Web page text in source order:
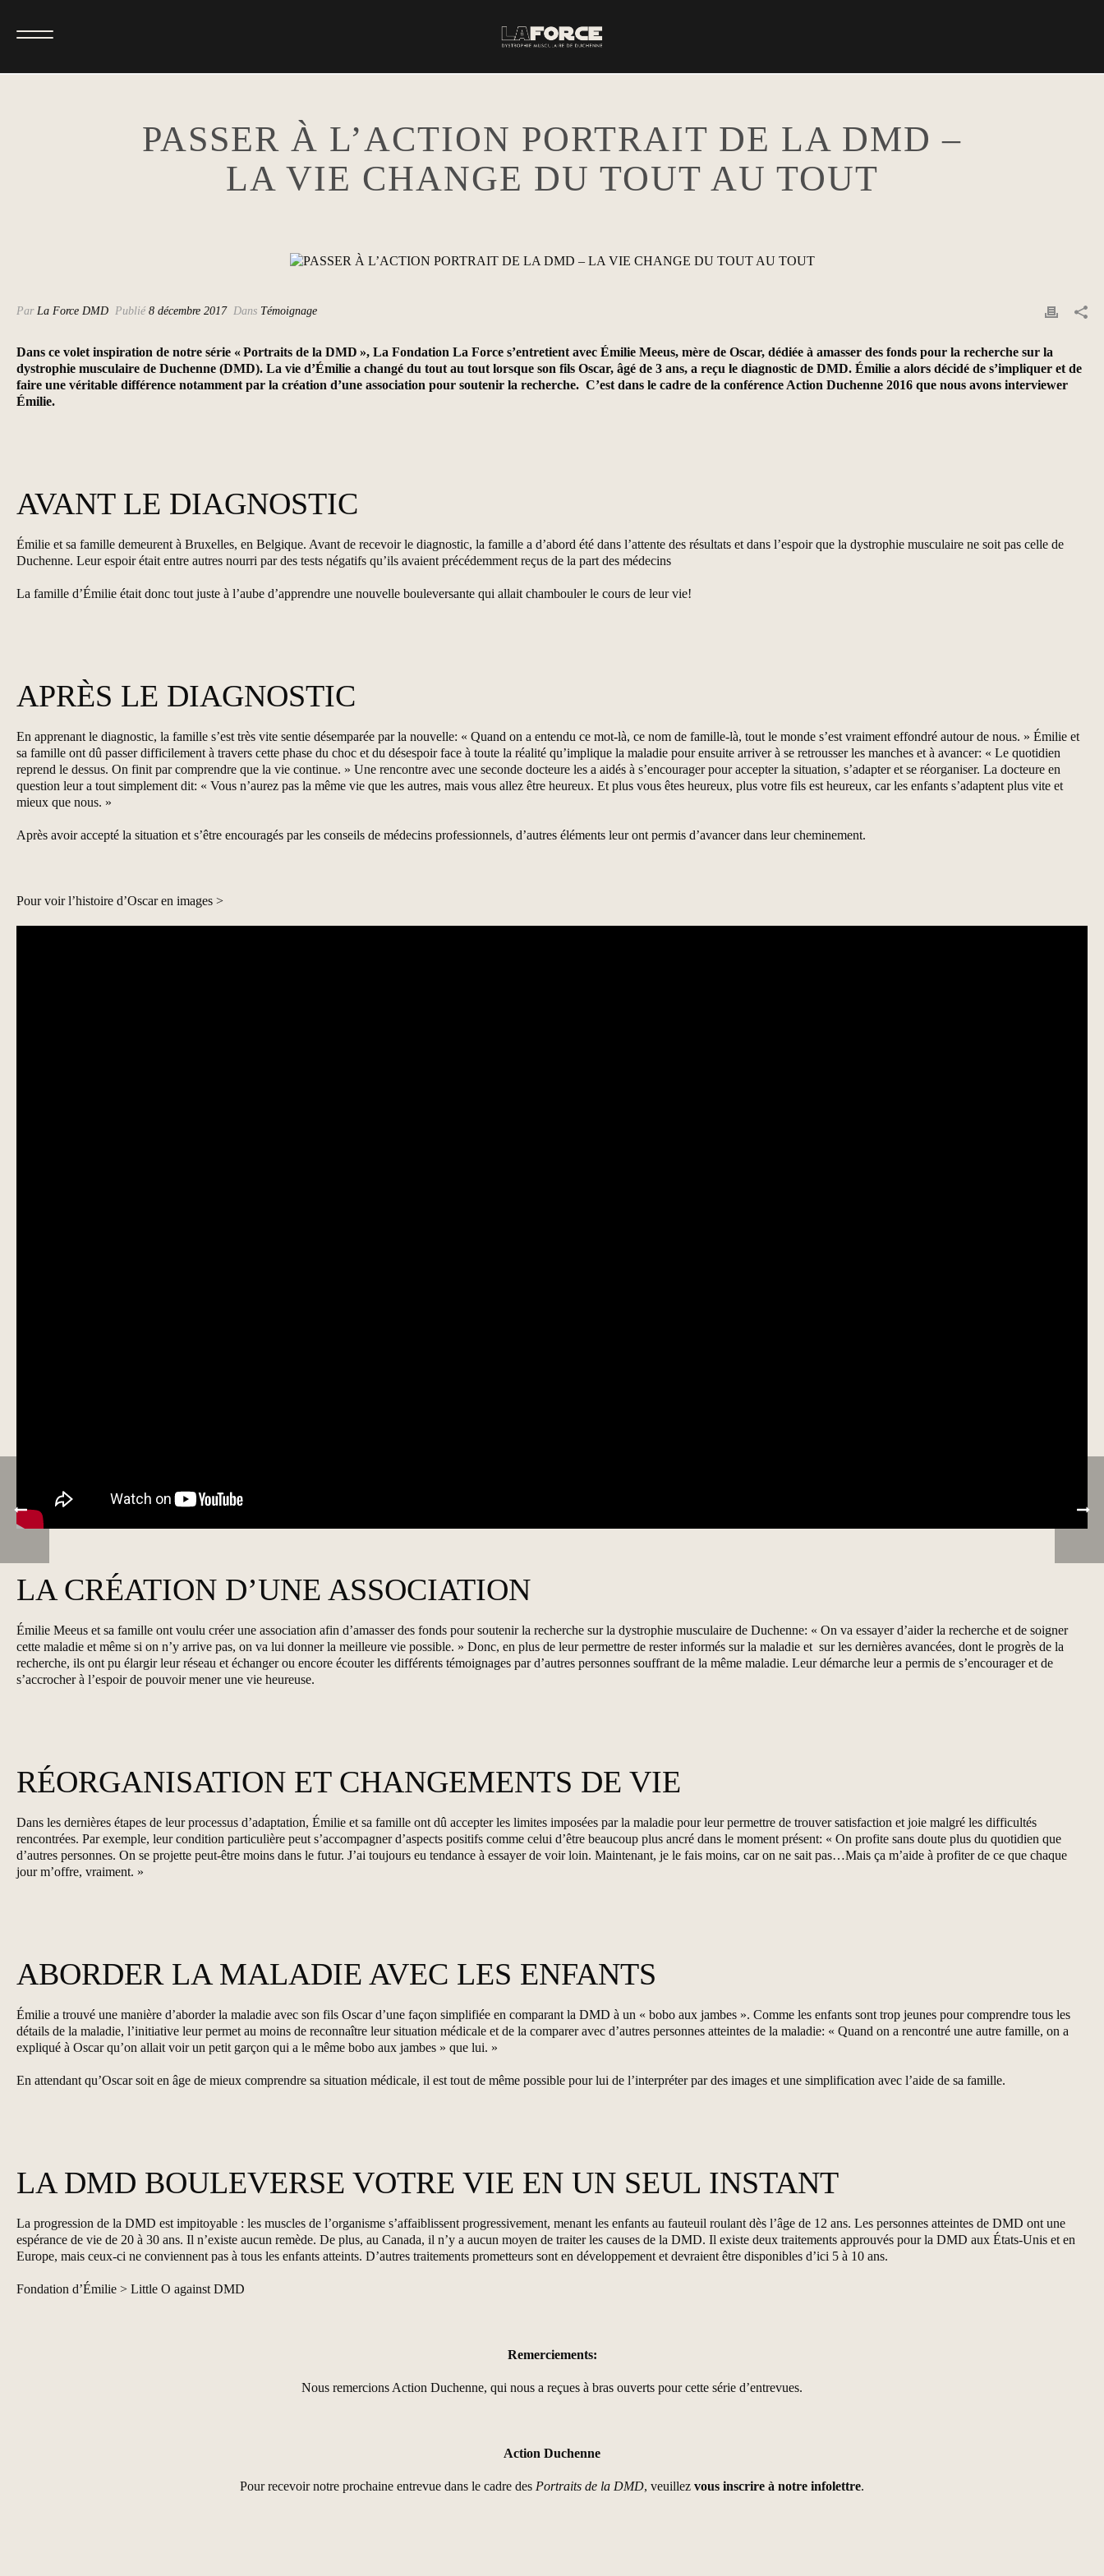
PASSER À L’ACTION PORTRAIT DE LA DMD –
LA VIE CHANGE DU TOUT AU TOUT
Par La Force DMD Publié 8 décembre 2017 Dans Témoignage
Dans ce volet inspiration de notre série « Portraits de la DMD », La Fondation La Force s’entretient avec Émilie Meeus, mère de Oscar, dédiée à amasser des fonds pour la recherche sur la
dystrophie musculaire de Duchenne (DMD). La vie d’Émilie a changé du tout au tout lorsque son fils Oscar, âgé de 3 ans, a reçu le diagnostic de DMD. Émilie a alors décidé de s’impliquer et de
faire une véritable différence notamment par la création d’une association pour soutenir la recherche. C’est dans le cadre de la conférence Action Duchenne 2016 que nous avons interviewer
Émilie.
AVANT LE DIAGNOSTIC
Émilie et sa famille demeurent à Bruxelles, en Belgique. Avant de recevoir le diagnostic, la famille a d’abord été dans l’attente des résultats et dans l’espoir que la dystrophie musculaire ne soit pas celle de
Duchenne. Leur espoir était entre autres nourri par des tests négatifs qu’ils avaient précédemment reçus de la part des médecins
La famille d’Émilie était donc tout juste à l’aube d’apprendre une nouvelle bouleversante qui allait chambouler le cours de leur vie!
APRÈS LE DIAGNOSTIC
En apprenant le diagnostic, la famille s’est très vite sentie désemparée par la nouvelle: « Quand on a entendu ce mot-là, ce nom de famille-là, tout le monde s’est vraiment effondré autour de nous. » Émilie et
sa famille ont dû passer difficilement à travers cette phase du choc et du désespoir face à toute la réalité qu’implique la maladie pour ensuite arriver à se retrousser les manches et à avancer: « Le quotidien
reprend le dessus. On finit par comprendre que la vie continue. » Une rencontre avec une seconde docteure les a aidés à s’encourager pour accepter la situation, s’adapter et se réorganiser. La docteure en
question leur a tout simplement dit: « Vous n’aurez pas la même vie que les autres, mais vous allez être heureux. Et plus vous êtes heureux, plus votre fils est heureux, car les enfants s’adaptent plus vite et
mieux que nous. »
Après avoir accepté la situation et s’être encouragés par les conseils de médecins professionnels, d’autres éléments leur ont permis d’avancer dans leur cheminement.
Pour voir l’histoire d’Oscar en images >
LA CRÉATION D’UNE ASSOCIATION
Émilie Meeus et sa famille ont voulu créer une association afin d’amasser des fonds pour soutenir la recherche sur la dystrophie musculaire de Duchenne: « On va essayer d’aider la recherche et de soigner
cette maladie et même si on n’y arrive pas, on va lui donner la meilleure vie possible. » Donc, en plus de leur permettre de rester informés sur la maladie et sur les dernières avancées, dont le progrès de la
recherche, ils ont pu élargir leur réseau et échanger ou encore écouter les différents témoignages par d’autres personnes souffrant de la même maladie. Leur démarche leur a permis de s’encourager et de
s’accrocher à l’espoir de pouvoir mener une vie heureuse.
RÉORGANISATION ET CHANGEMENTS DE VIE
Dans les dernières étapes de leur processus d’adaptation, Émilie et sa famille ont dû accepter les limites imposées par la maladie pour leur permettre de trouver satisfaction et joie malgré les difficultés
rencontrées. Par exemple, leur condition particulière peut s’accompagner d’aspects positifs comme celui d’être beaucoup plus ancré dans le moment présent: « On profite sans doute plus du quotidien que
d’autres personnes. On se projette peut-être moins dans le futur. J’ai toujours eu tendance à essayer de voir loin. Maintenant, je le fais moins, car on ne sait pas…Mais ça m’aide à profiter de ce que chaque
jour m’offre, vraiment. »
ABORDER LA MALADIE AVEC LES ENFANTS
Émilie a trouvé une manière d’aborder la maladie avec son fils Oscar d’une façon simplifiée en comparant la DMD à un « bobo aux jambes ». Comme les enfants sont trop jeunes pour comprendre tous les
détails de la maladie, l’initiative leur permet au moins de reconnaître leur situation médicale et de la comparer avec d’autres personnes atteintes de la maladie: « Quand on a rencontré une autre famille, on a
expliqué à Oscar qu’on allait voir un petit garçon qui a le même bobo aux jambes » que lui. »
En attendant qu’Oscar soit en âge de mieux comprendre sa situation médicale, il est tout de même possible pour lui de l’interpréter par des images et une simplification avec l’aide de sa famille.
LA DMD BOULEVERSE VOTRE VIE EN UN SEUL INSTANT
La progression de la DMD est impitoyable : les muscles de l’organisme s’affaiblissent progressivement, menant les enfants au fauteuil roulant dès l’âge de 12 ans. Les personnes atteintes de DMD ont une
espérance de vie de 20 à 30 ans. Il n’existe aucun remède. De plus, au Canada, il n’y a aucun moyen de traiter les causes de la DMD. Il existe deux traitements approuvés pour la DMD aux États-Unis et en
Europe, mais ceux-ci ne conviennent pas à tous les enfants atteints. D’autres traitements prometteurs sont en développement et devraient être disponibles d’ici 5 à 10 ans.
Fondation d’Émilie > Little O against DMD
Remerciements:
Nous remercions Action Duchenne, qui nous a reçues à bras ouverts pour cette série d’entrevues.
Action Duchenne
Pour recevoir notre prochaine entrevue dans le cadre des Portraits de la DMD, veuillez vous inscrire à notre infolettre.